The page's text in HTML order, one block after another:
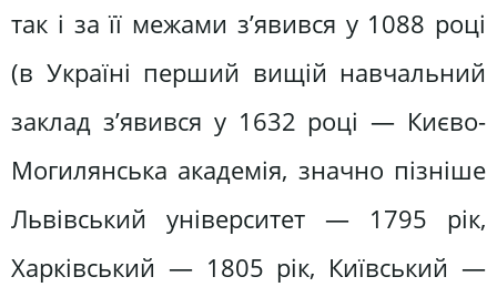
так і за її межами з’явився у 1088 році
(в Україні перший вищій навчальний
заклад з’явився у 1632 році — Києво-
Могилянська академія, значно пізніше
Львівський університет — 1795 рік,
Харківський — 1805 рік, Київський —